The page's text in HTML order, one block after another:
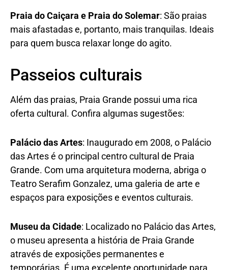
Praia do Caiçara e Praia do Solemar: São praias
mais afastadas e, portanto, mais tranquilas. Ideais
para quem busca relaxar longe do agito.
Passeios culturais
Além das praias, Praia Grande possui uma rica
oferta cultural. Confira algumas sugestões:
Palácio das Artes: Inaugurado em 2008, o Palácio
das Artes é o principal centro cultural de Praia
Grande. Com uma arquitetura moderna, abriga o
Teatro Serafim Gonzalez, uma galeria de arte e
espaços para exposições e eventos culturais.
Museu da Cidade: Localizado no Palácio das Artes,
o museu apresenta a história de Praia Grande
através de exposições permanentes e
temporárias. É uma excelente oportunidade para